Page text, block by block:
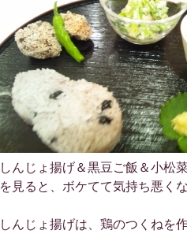
しんじょ揚げ＆黒豆ご飯＆小松
を見ると、ボケてて気持ち悪く
しんじょ揚げは、鶏のつくねを